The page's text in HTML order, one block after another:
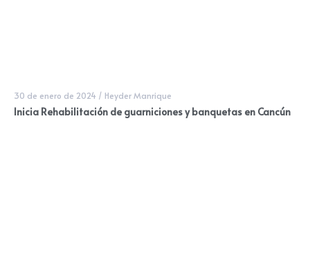
30 de enero de 2024 / Heyder Manrique
Inicia Rehabilitación de guarniciones y banquetas en Cancún